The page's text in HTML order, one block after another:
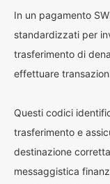
In un pagamento
standardizzati per
trasferimento di
effettuare
Questi codici
trasferimento e
destinazione
messaggistica